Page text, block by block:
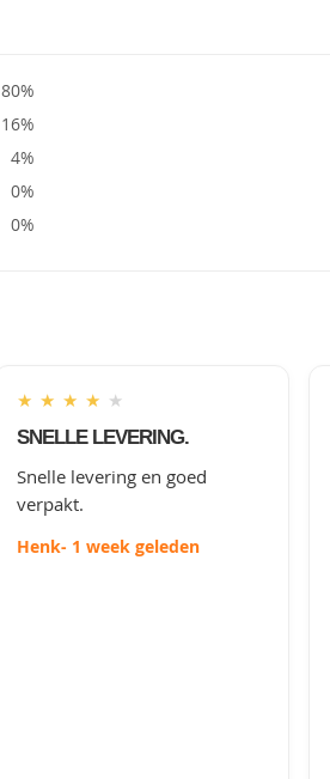
80%
16%
4%
0%
0%
★ ★ ★ ★ ★
SNELLE LEVERING.
Snelle levering en goed
verpakt.
Henk- 1 week geleden